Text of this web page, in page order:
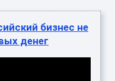
бизнес не
денег